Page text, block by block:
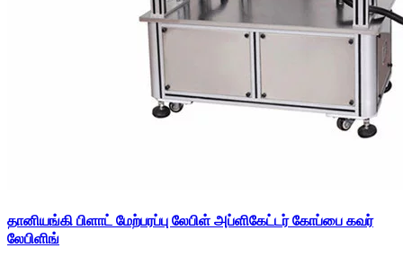
தானியங்கி பிளாட் மேற்பரப்பு லேபிள் அப்ளிகேட்டர் கோப்பை கவர்
லேபிளிங்